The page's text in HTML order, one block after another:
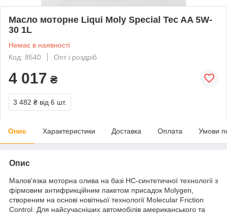
Масло моторне Liqui Moly Special Tec AA 5W-
30 1L
Немає в наявності
Код: 8540
Опт і роздріб
4 017 ₴
3 482 ₴ від 6 шт.
Опис Характеристики Доставка Оплата Умови
Опис
Малов'язка моторна олива на базі HC-синтетичної технології з
фірмовим антифрикційним пакетом присадок Molygen,
створеним на основі новітньої технології Molecular Friction
Control. Для найсучасніших автомобілів американського та